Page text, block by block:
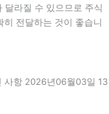
달라질 수 있으므로 주식
전달하는 것이 좋습니
사항 2026년06월03일 13